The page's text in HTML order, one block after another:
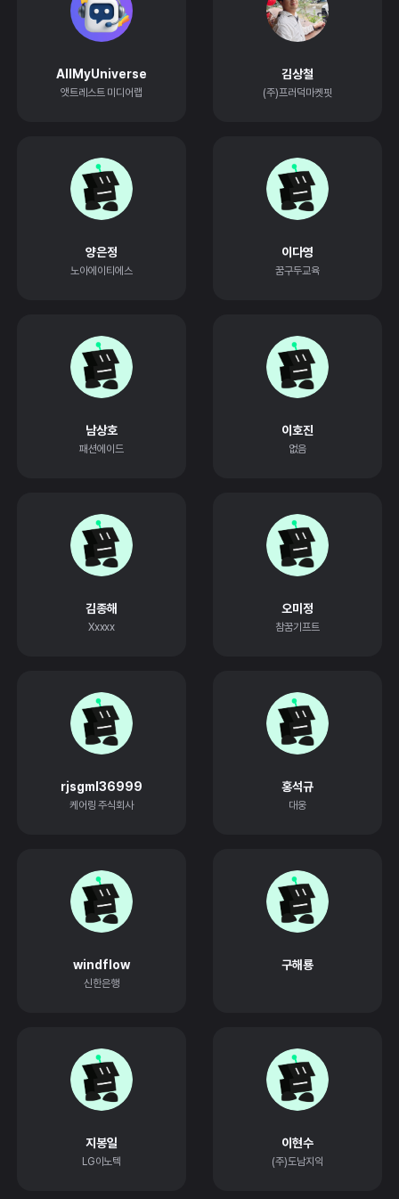
AllMyUniverse
앳트레스트 미디어랩
김상철
(주)프러덕마켓핏
양은정
노아에이티에스
이다영
꿈구두교육
남상호
패션에이드
이호진
없음
김종해
Xxxxx
오미정
참꿈기프트
rjsgml36999
케어링 주식회사
홍석규
대웅
windflow
신한은행
구해룡
지봉일
LG이노텍
이현수
(주)도남지익